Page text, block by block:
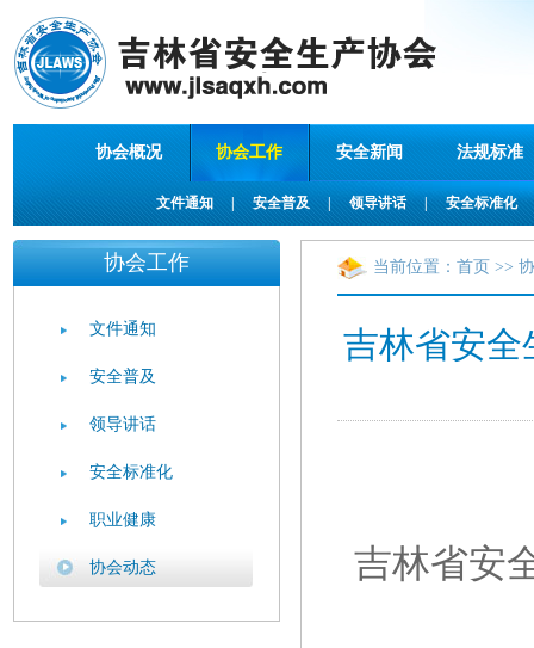
协会概况 协会工作 安全新闻 法规标准
文件通知 安全普及 | 领导讲话 | 安全标准化
协会工作
文件通知
安全普及
领导讲话
安全标准化
职业健康
协会动态
当前位置： 首页 >>
吉林省安全
吉林省安